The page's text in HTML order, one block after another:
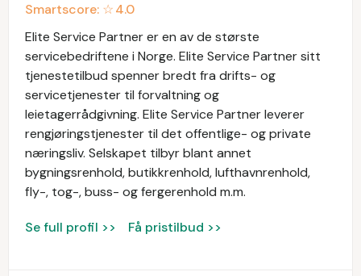
Smartscore: ☆4.0
Elite Service Partner er en av de største
servicebedriftene i Norge. Elite Service Partner sitt
tjenestetilbud spenner bredt fra drifts- og
servicetjenester til forvaltning og
leietagerrådgivning. Elite Service Partner leverer
rengjøringstjenester til det offentlige- og private
næringsliv. Selskapet tilbyr blant annet
bygningsrenhold, butikkrenhold, lufthavnrenhold,
fly-, tog-, buss- og fergerenhold m.m.
Se full profil >> Få pristilbud >>